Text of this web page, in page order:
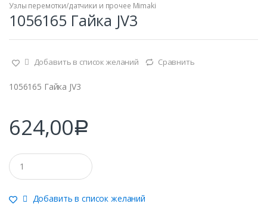
Узлы перемотки/датчики и прочее Mimaki
1056165 Гайка JV3
Добавить в список желаний Сравнить
1056165 Гайка JV3
624,00Р
Q
u
a
t
Добавить в список желаний